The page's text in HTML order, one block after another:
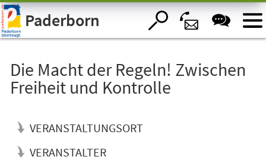
Visuelle
Assistenzsoftware
öffnen.Paderborn
Die Macht der Regeln! Zwischen
Freiheit und Kontrolle
VERANSTALTUNGSORT
VERANSTALTER